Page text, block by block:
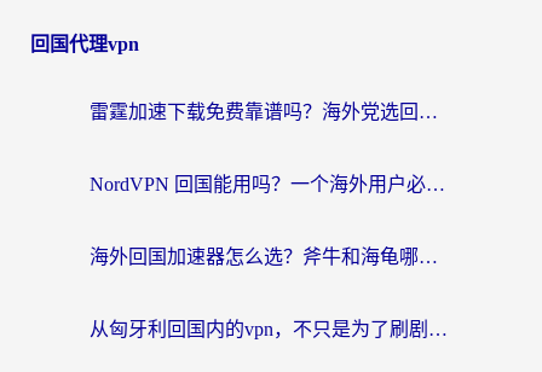
回国代理vpn
雷霆加速下载免费靠谱吗？海外党选回国加速器的避坑指南（附热门工具对比）
NordVPN 回国能用吗？一个海外用户必须面对的真实困境
海外回国加速器怎么选？斧牛和海龟哪个好？一篇帮你避开坑的实用指南
从匈牙利回国内的vpn，不只是为了刷剧那么简单